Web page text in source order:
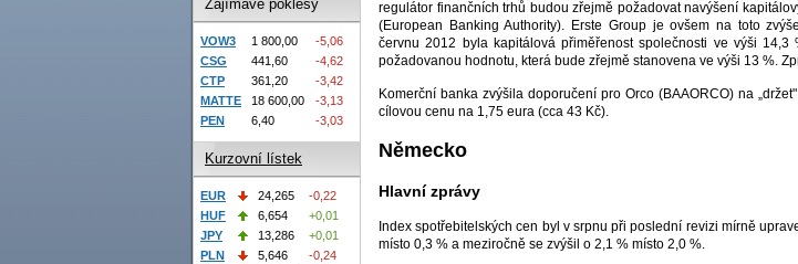
regulátor finančních trhů budou zřejmě požadovat navýšení
(European Banking Authority). Erste Group je ovšem na toto
červnu 2012 byla kapitálová přiměřenost společnosti ve výši 14,3
požadovanou hodnotu, která bude zřejmě stanovena ve výši 13 %.
Komerční banka zvýšila doporučení pro Orco (BAAORCO) na
cílovou cenu na 1,75 eura (cca 43 Kč).
Německo
Hlavní zprávy
Index spotřebitelských cen byl v srpnu při poslední revizi mírně
místo 0,3 % a meziročně se zvýšil o 2,1 % místo 2,0 %.
Zajímavé poklesy
VOW3 1 800,00
-5,06
CSG
441,60
-4,62
CTP
361,20
-3,42
MATTE
18 600,00
-3,13
PEN
6,40 -3,03
Kurzovní lístek
EUR 24,265
-0,22
HUF
6,654
+0,01
JPY
13,286
+0,01
PLN
5,646
-0,24